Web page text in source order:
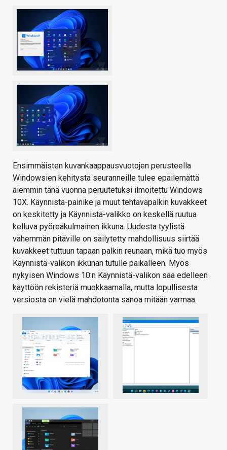
Ensimmäisten kuvankaappausvuotojen perusteella
Windowsien kehitystä seuranneille tulee epäilemättä
aiemmin tänä vuonna peruutetuksi ilmoitettu Windows
10X. Käynnistä-painike ja muut tehtäväpalkin kuvakkeet
on keskitetty ja Käynnistä-valikko on keskellä ruutua
kelluva pyöreäkulmainen ikkuna. Uudesta tyylistä
vähemmän pitäville on säilytetty mahdollisuus siirtää
kuvakkeet tuttuun tapaan palkin reunaan, mikä tuo myös
Käynnistä-valikon ikkunan tutulle paikalleen. Myös
nykyisen Windows 10:n Käynnistä-valikon saa edelleen
käyttöön rekisteriä muokkaamalla, mutta lopullisesta
versiosta on vielä mahdotonta sanoa mitään varmaa.